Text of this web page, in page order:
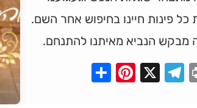
פינות חיינו בחיפוש אחר השם.
מבקש הנביא מאיתנו להתנחם.
Print
Telegram
X
Pinterest